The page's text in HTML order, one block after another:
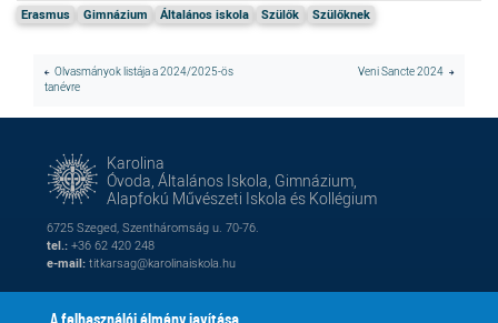
Erasmus Gimnázium Általános iskola Szülők Szülőknek
Olvasmányok listája a 2024/2025-ös
tanévre
Veni Sancte 2024
Karolina
Óvoda, Általános Iskola, Gimnázium,
Alapfokú Művészeti Iskola és Kollégium
6725 Szeged, Szentháromság u. 70-76.
tel.: +36 62 420 248
e-mail: titkarsag@karolinaiskola.hu